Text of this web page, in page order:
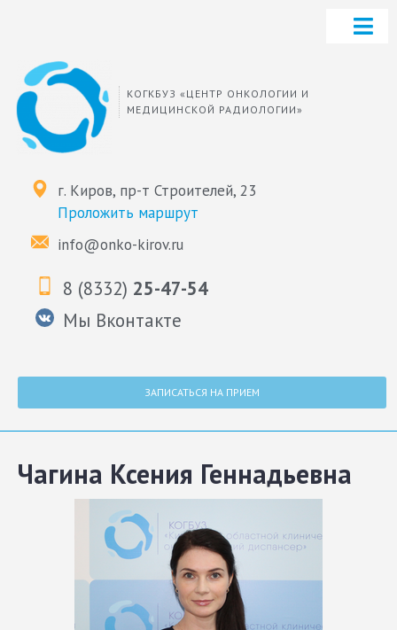
КОГКБУЗ «ЦЕНТР ОНКОЛОГИИ И
МЕДИЦИНСКОЙ РАДИОЛОГИИ»
г. Киров, пр-т Строителей, 23
Проложить маршрут
info@onko-kirov.ru
8 (8332) 25-47-54
Мы Вконтакте
ЗАПИСАТЬСЯ НА ПРИЕМ
Чагина Ксения Геннадьевна